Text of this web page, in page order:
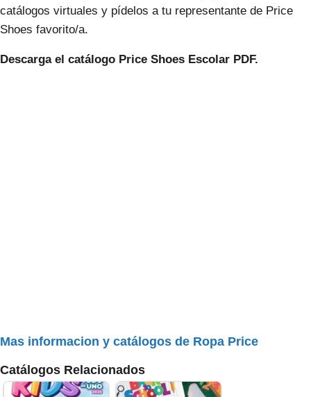
catálogos virtuales y pídelos a tu representante de Price
Shoes favorito/a.
Descarga el catálogo Price Shoes Escolar PDF.
Mas informacion y catálogos de Ropa Price
Catálogos Relacionados